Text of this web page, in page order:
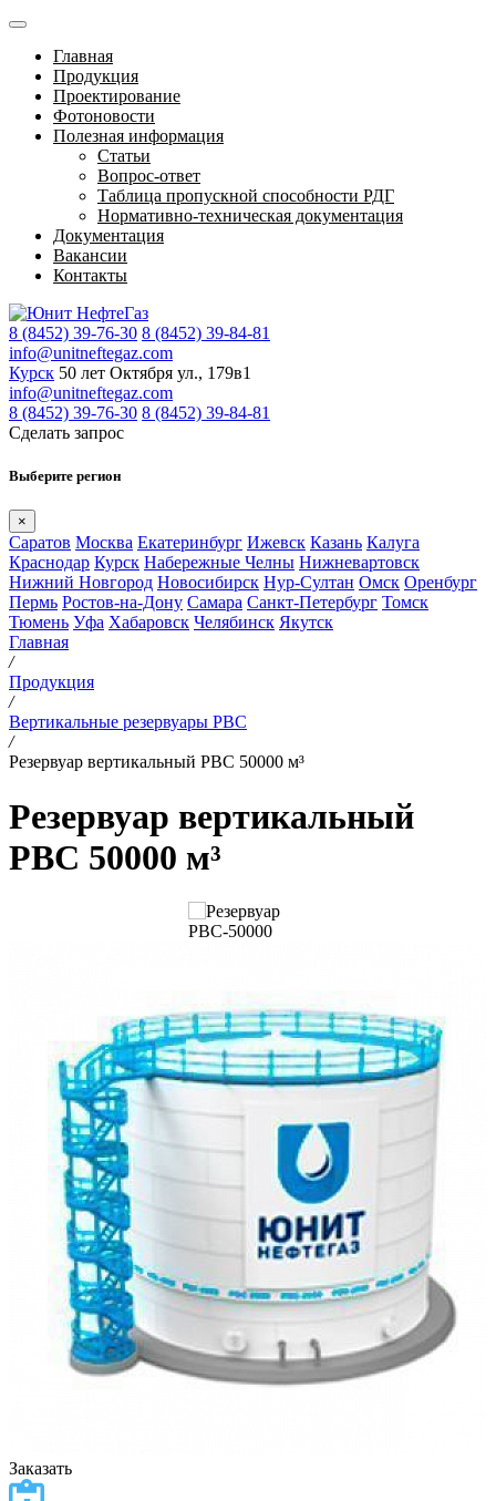
Главная
Продукция
Проектирование
Фотоновости
Полезная информация
Статьи
Вопрос-ответ
Таблица пропускной способности РДГ
Нормативно-техническая документация
Документация
Вакансии
Контакты
8 (8452) 39-76-30 8 (8452) 39-84-81
info@unitneftegaz.com
Курск 50 лет Октября ул., 179в1
info@unitneftegaz.com
8 (8452) 39-76-30 8 (8452) 39-84-81
Сделать запрос
Выберите регион
×
Саратов Москва Екатеринбург Ижевск Казань Калуга
Краснодар Курск Набережные Челны Нижневартовск
Нижний Новгород Новосибирск Нур-Султан Омск Оренбург
Пермь Ростов-на-Дону Самара Санкт-Петербург Томск
Тюмень Уфа Хабаровск Челябинск Якутск
Главная
/
Продукция
/
Вертикальные резервуары РВС
/
Резервуар вертикальный РВС 50000 м³
Резервуар вертикальный
РВС 50000 м³
Заказать